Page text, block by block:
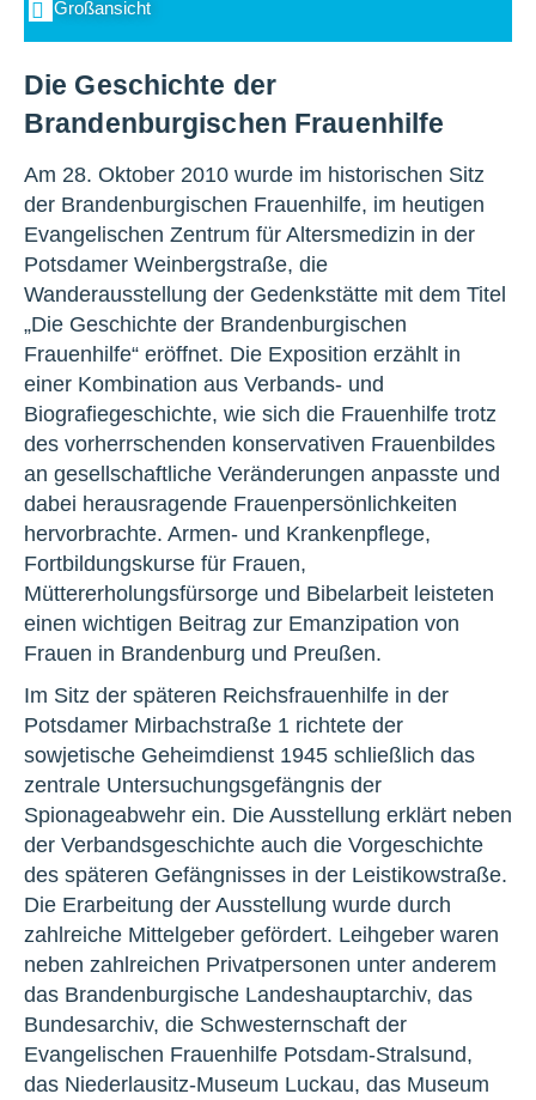
Großansicht
Die Geschichte der
Brandenburgischen Frauenhilfe
Am 28. Oktober 2010 wurde im historischen Sitz
der Brandenburgischen Frauenhilfe, im heutigen
Evangelischen Zentrum für Altersmedizin in der
Potsdamer Weinbergstraße, die
Wanderausstellung der Gedenkstätte mit dem Titel
„Die Geschichte der Brandenburgischen
Frauenhilfe“ eröffnet. Die Exposition erzählt in
einer Kombination aus Verbands- und
Biografiegeschichte, wie sich die Frauenhilfe trotz
des vorherrschenden konservativen Frauenbildes
an gesellschaftliche Veränderungen anpasste und
dabei herausragende Frauenpersönlichkeiten
hervorbrachte. Armen- und Krankenpflege,
Fortbildungskurse für Frauen,
Müttererholungsfürsorge und Bibelarbeit leisteten
einen wichtigen Beitrag zur Emanzipation von
Frauen in Brandenburg und Preußen.
Im Sitz der späteren Reichsfrauenhilfe in der
Potsdamer Mirbachstraße 1 richtete der
sowjetische Geheimdienst 1945 schließlich das
zentrale Untersuchungsgefängnis der
Spionageabwehr ein. Die Ausstellung erklärt neben
der Verbandsgeschichte auch die Vorgeschichte
des späteren Gefängnisses in der Leistikowstraße.
Die Erarbeitung der Ausstellung wurde durch
zahlreiche Mittelgeber gefördert. Leihgeber waren
neben zahlreichen Privatpersonen unter anderem
das Brandenburgische Landeshauptarchiv, das
Bundesarchiv, die Schwesternschaft der
Evangelischen Frauenhilfe Potsdam-Stralsund,
das Niederlausitz-Museum Luckau, das Museum